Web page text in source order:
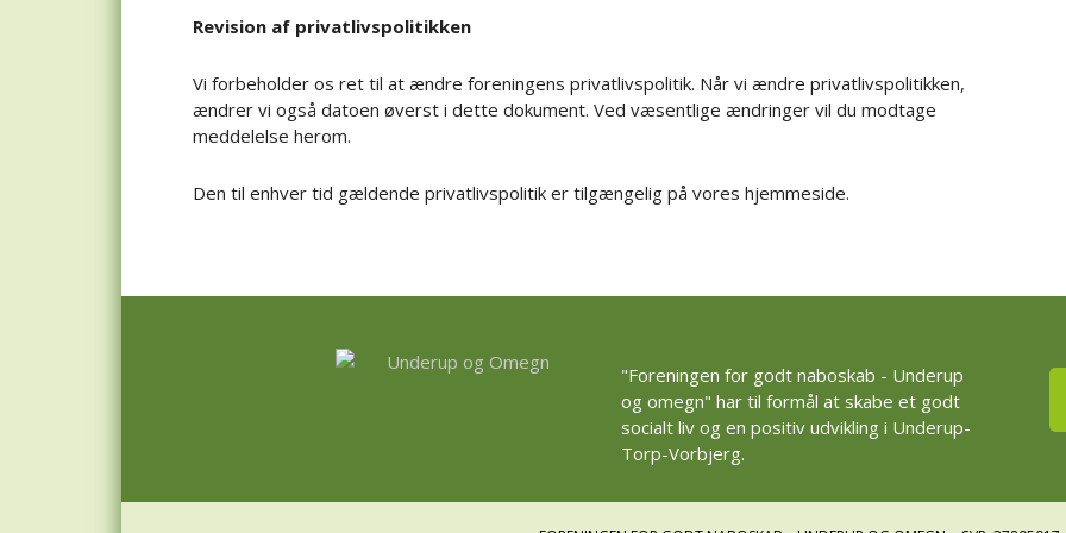
Revision af privatlivspolitikken
Vi forbeholder os ret til at ændre foreningens privatlivspolitik. Når vi ændre privatlivspolitikken,
ændrer vi også datoen øverst i dette dokument. Ved væsentlige ændringer vil du modtage
meddelelse herom.
Den til enhver tid gældende privatlivspolitik er tilgængelig på vores hjemmeside.
"Foreningen for godt naboskab - Underup
og omegn" har til formål at skabe et godt
socialt liv og en positiv udvikling i Underup-
Torp-Vorbjerg.